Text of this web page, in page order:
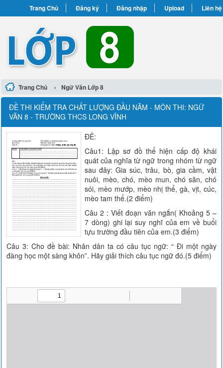
Trang Chủ Đăng ký Đăng nhập Upload Liên hệ
Trang Chủ › Ngữ Văn Lớp 8
ĐỀ THI KIỂM TRA CHẤT LƯỢNG ĐẦU NĂM - MÔN THI: NGỮ
VĂN 8 - TRƯỜNG THCS LONG VĨNH
ĐỀ:
Câu1: Lập sơ đồ thể hiện cấp độ khái
quát của nghĩa từ ngữ trong nhóm từ ngữ
sau đây: Gia súc, trâu, bò, gia cầm, vật
nuôi, mèo, chó, mèo mun, chó săn, chó
sói, mèo mướp, mèo nhị thể, gà, vịt, cúc,
mèo tam thể.(2 điểm)
Câu 2 : Viết đoạn văn ngắn( Khoảng 5 –
7 dòng) ghi lại suy nghĩ của em về buổi
tựu trường đầu tiên của em.(3 điểm)
Câu 3: Cho đề bài: Nhân dân ta có câu tục ngữ: “ Đi một ngày
đàng học một sàng khôn”. Hãy giải thích câu tục ngữ đó.(5 điểm)